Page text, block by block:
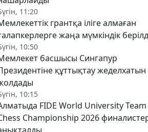
11:20
грантқа іліге алмаған
жаңа мүмкіндік
10:50
басшысы Сингапур
құттықтау жеделхатын
10:15
FIDE World University Team
Championship 2026